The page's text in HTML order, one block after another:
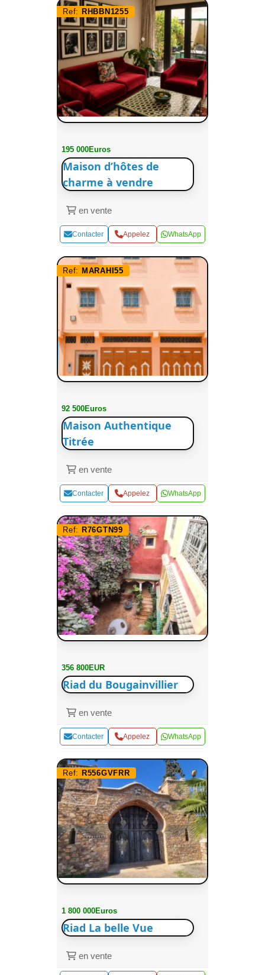
Ref: RHBBN1255
195 000Euros
Maison d’hôtes de
charme à vendre
en vente
Contacter Appelez WhatsApp
Ref: MARAHI55
92 500Euros
Maison Authentique
Titrée
en vente
Contacter Appelez WhatsApp
Ref: R76GTN99
356 800EUR
Riad du Bougainvillier
en vente
Contacter Appelez WhatsApp
Ref: R556GVFRR
1 800 000Euros
Riad La belle Vue
en vente